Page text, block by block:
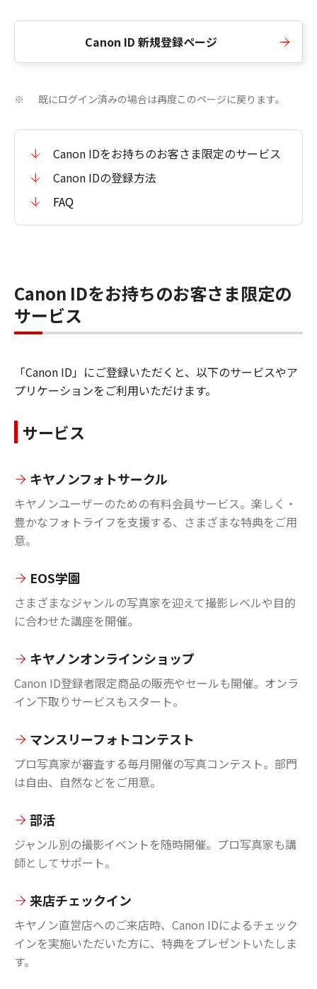
Canon ID 新規登録ページ
※ 既にログイン済みの場合は再度このページに戻ります。
Canon IDをお持ちのお客さま限定のサービス
Canon IDの登録方法
FAQ
Canon IDをお持ちのお客さま限定の
サービス
「Canon ID」にご登録いただくと、以下のサービスやア
プリケーションをご利用いただけます。
サービス
キヤノンフォトサークル
キヤノンユーザーのための有料会員サービス。楽しく・
豊かなフォトライフを支援する、さまざまな特典をご用
意。
EOS学園
さまざまなジャンルの写真家を迎えて撮影レベルや目的
に合わせた講座を開催。
キヤノンオンラインショップ
Canon ID登録者限定商品の販売やセールも開催。オンラ
イン下取りサービスもスタート。
マンスリーフォトコンテスト
プロ写真家が審査する毎月開催の写真コンテスト。部門
は自由、自然などをご用意。
部活
ジャンル別の撮影イベントを随時開催。プロ写真家も講
師としてサポート。
来店チェックイン
キヤノン直営店へのご来店時、Canon IDによるチェック
インを実施いただいた方に、特典をプレゼントいたしま
す。